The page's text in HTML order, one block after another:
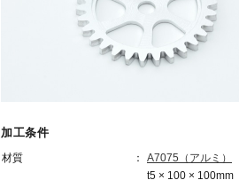
加工条件
材質
A7075（アルミ）
t5 × 100 × 100mm